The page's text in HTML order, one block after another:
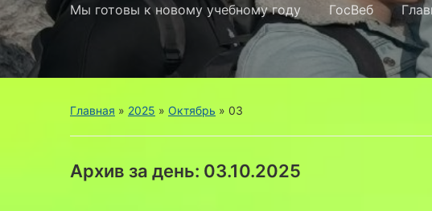
Мы готовы к новому учебному году ГосВеб
Главная » 2025 » Октябрь » 03
Архив за день: 03.10.2025